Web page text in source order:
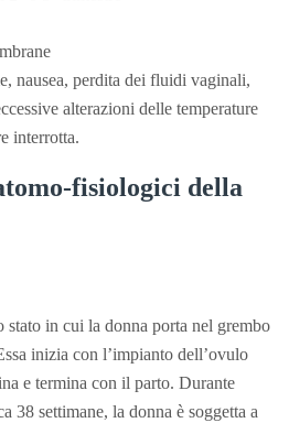
nausea, perdita dei fluidi vaginali,
alterazioni delle temperature
interrotta.
fisiologici della
stato in cui la donna porta nel grembo
inizia con l’impianto dell’ovulo
e termina con il parto. Durante
38 settimane, la donna è soggetta a